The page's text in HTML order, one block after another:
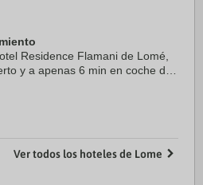
Residence Flamani de Lomé,
y a apenas 6 min en coche de
Ver todos los hoteles de Lome